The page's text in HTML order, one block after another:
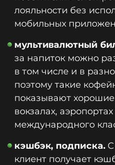
лояльности без
мобильных
мультивалютный
за напиток можно
в том числе и в
поэтому такие
показывают
вокзалах,
международного
кэшбэк, подписка.
клиент получает